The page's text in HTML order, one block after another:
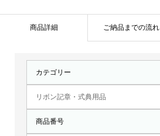
商品詳細 ご納品までの流れ
カテゴリー
リボン記章・式典用品
商品番号